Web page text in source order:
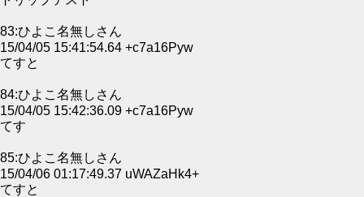
83:ひよこ名無しさん
15/04/05 15:41:54.64 +c7a16Pyw
てすと
84:ひよこ名無しさん
15/04/05 15:42:36.09 +c7a16Pyw
てす
85:ひよこ名無しさん
15/04/06 01:17:49.37 uWAZaHk4+
てすと